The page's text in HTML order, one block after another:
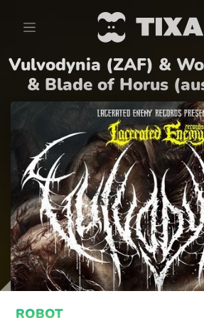
Vulvodynia (ZAF) &
& Blade of Horus
ROBOT